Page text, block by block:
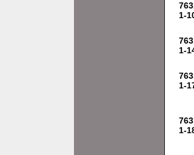
1-
1-
1-
1-